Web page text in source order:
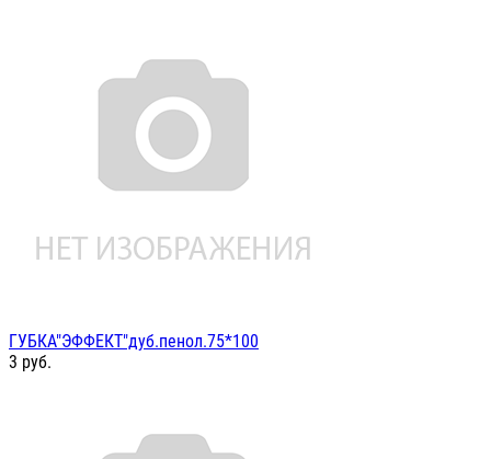
ГУБКА"ЭФФЕКТ"дуб.пенол.75*100
3 руб.